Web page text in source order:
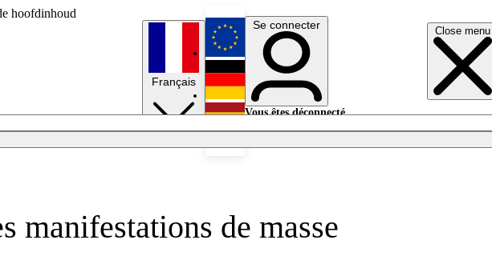
hoofdinhoud
Close menu
Français
English
Deutsch
Se connecter
Vous êtes déconnecté.
manifestations de masse